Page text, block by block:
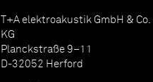
T+A elektroakustik GmbH & Co.
KG
Planckstraße 9–11
D-32052 Herford